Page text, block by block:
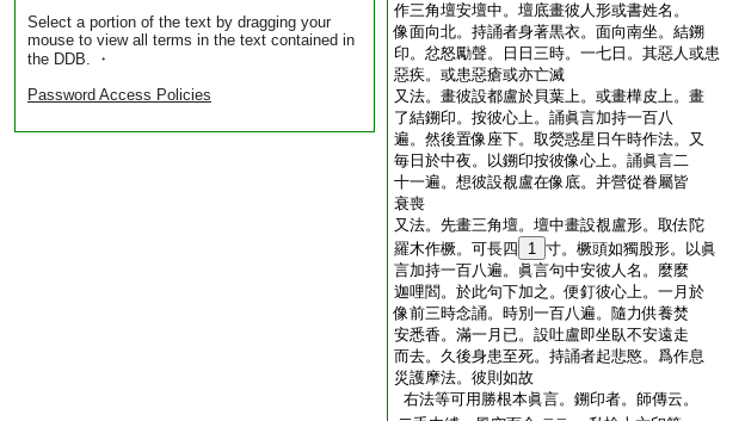
Select a portion of the text by dragging your
mouse to view all terms in the text contained in
the DDB. ・
Password Access Policies
作三角壇安壇中。壇底畫彼人形或書姓名。
像面向北。持誦者身著黒衣。面向南坐。結鎙
印。忿怒勵聲。日日三時。一七日。其惡人或患
惡疾。或患惡瘡或亦亡滅
又法。畫彼設都盧於貝葉上。或畫樺皮上。畫
了結鎙印。 按彼心上。誦眞言加持一百八
遍。然後置像座下。取熒惑星日午時作法。又
毎日於中夜。以鎙印按彼像心上。誦眞言二
十一遍。想彼設覩盧在像底。并營從眷屬皆
衰喪
又法。先畫三角壇。壇中畫設覩盧形。取佉陀
羅木作橛。可長四
1 寸。橛頭如獨股形。以眞
言加持一百八遍。眞言句中安彼人名。麼麼
迦哩閻。於此句下加之。便釘彼心上。一月於
像前三時念誦。時別一百八遍。隨力供養焚
安悉香。滿一月已。設吐盧即坐臥不安遠走
而去。久後身患至死。持誦者起悲愍。爲作息
災護摩法。彼則如故
右法等可用勝根本眞言。鎙印者。師傳云。